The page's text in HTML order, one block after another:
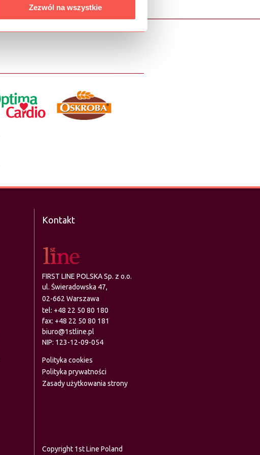
Zezwól na wszystkie
Kontakt
FIRST LINE POLSKA Sp. z o.o.
ul. Świeradowska 47,
02-662 Warszawa
tel: +48 22 50 80 180
fax: +48 22 50 80 181
biuro@1stline.pl
NIP: 123-12-09-054
Polityka cookies
Polityka prywatności
Zasady użytkowania strony
Copyright 1st Line Poland